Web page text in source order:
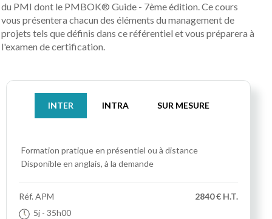
du PMI dont le PMBOK® Guide - 7ème édition. Ce cours
vous présentera chacun des éléments du management de
projets tels que définis dans ce référentiel et vous préparera à
l'examen de certification.
INTER INTRA SUR MESURE
Formation pratique en présentiel ou à distance
Disponible en anglais, à la demande
Réf.APM
5j - 35h00
2840 € H.T.